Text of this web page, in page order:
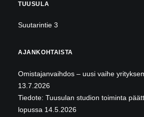
TUUSULA
Suutarintie 3
AJANKOHTAISTA
Omistajanvaihdos – uusi vaihe
13.7.2026
Tiedote: Tuusulan studion toiminta
lopussa 14.5.2026